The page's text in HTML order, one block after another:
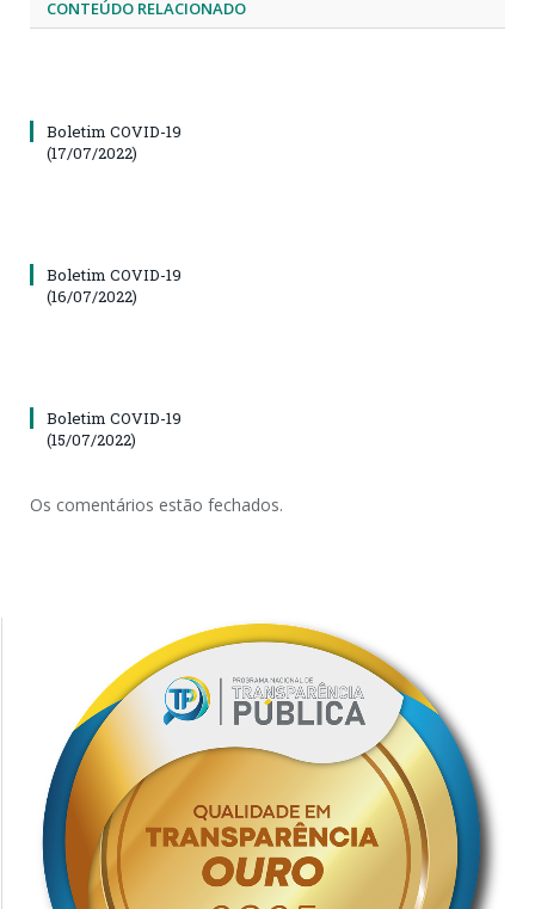
CONTEÚDO RELACIONADO
Boletim COVID-19
(17/07/2022)
Boletim COVID-19
(16/07/2022)
Boletim COVID-19
(15/07/2022)
Os comentários estão fechados.